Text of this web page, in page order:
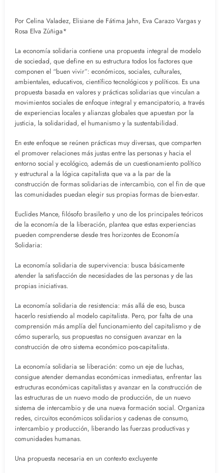
Por Celina Valadez, Elisiane de Fátima Jahn, Eva Carazo Vargas y
Rosa Elva Zúñiga*
La economía solidaria contiene una propuesta integral de modelo
de sociedad, que define en su estructura todos los factores que
componen el “buen vivir”: económicos, sociales, culturales,
ambientales, educativos, científico tecnológicos y políticos. Es una
propuesta basada en valores y prácticas solidarias que vinculan a
movimientos sociales de enfoque integral y emancipatorio, a través
de experiencias locales y alianzas globales que apuestan por la
justicia, la solidaridad, el humanismo y la sustentabilidad.
En este enfoque se reúnen prácticas muy diversas, que comparten
el promover relaciones más justas entre las personas y hacia el
entorno social y ecológico, además de un cuestionamiento político
y estructural a la lógica capitalista que va a la par de la
construcción de formas solidarias de intercambio, con el fin de que
las comunidades puedan elegir sus propias formas de bien-estar.
Euclides Mance, filósofo brasileño y uno de los principales teóricos
de la economía de la liberación, plantea que estas experiencias
pueden comprenderse desde tres horizontes de Economía
Solidaria:
La economía solidaria de supervivencia: busca básicamente
atender la satisfacción de necesidades de las personas y de las
propias iniciativas.
La economía solidaria de resistencia: más allá de eso, busca
hacerlo resistiendo al modelo capitalista. Pero, por falta de una
comprensión más amplía del funcionamiento del capitalismo y de
cómo superarlo, sus propuestas no consiguen avanzar en la
construcción de otro sistema económico pos-capitalista.
La economía solidaria se liberación: como un eje de luchas,
consigue atender demandas económicas inmediatas, enfrentar las
estructuras económicas capitalistas y avanzar en la construcción de
las estructuras de un nuevo modo de producción, de un nuevo
sistema de intercambio y de una nueva formación social. Organiza
redes, circuitos económicos solidarios y cadenas de consumo,
intercambio y producción, liberando las fuerzas productivas y
comunidades humanas.
Una propuesta necesaria en un contexto excluyente